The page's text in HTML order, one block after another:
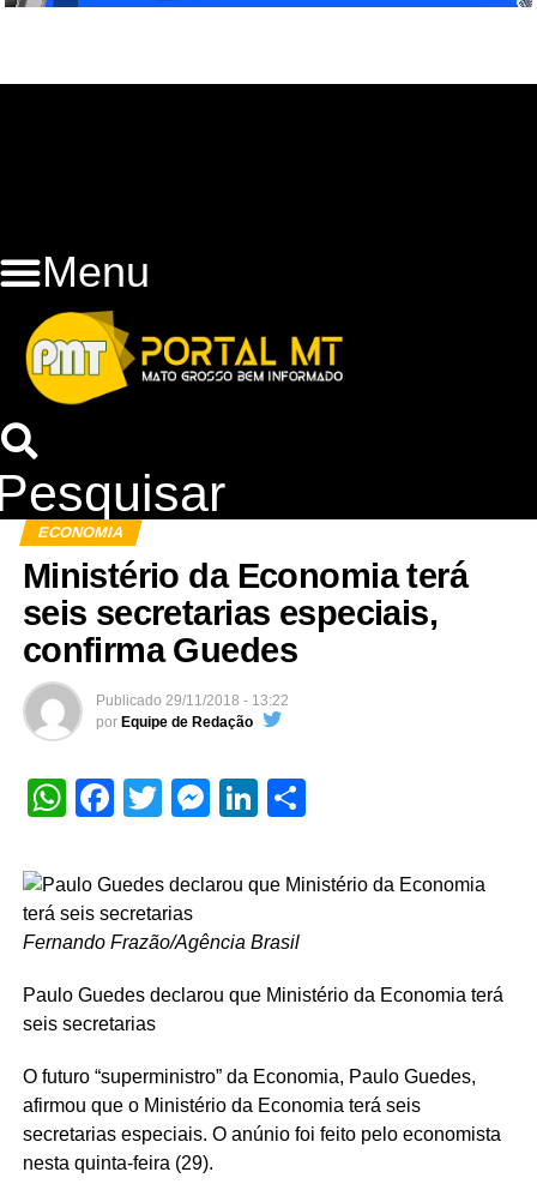
Menu
ECONOMIA
Ministério da Economia terá
seis secretarias especiais,
confirma Guedes
Publicado 29/11/2018 - 13:22
por Equipe de Redação
WhatsApp
Facebook
TwitterMessenger
LinkedIn
Fernando Frazão/Agência Brasil
Paulo Guedes declarou que Ministério da Economia terá
seis secretarias
O futuro “superministro” da Economia, Paulo Guedes,
afirmou que o Ministério da Economia terá seis
secretarias especiais. O anúnio foi feito pelo economista
nesta quinta-feira (29).